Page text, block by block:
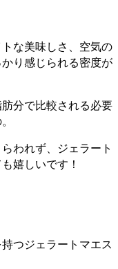
な美味しさ、空気の
り感じられる密度が
分で比較される必要
われず、ジェラート
嬉しいです！
つジェラートマエス